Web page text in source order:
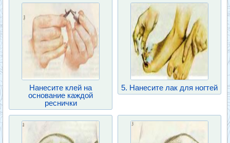
Нанесите клей на
основание каждой
реснички
5. Нанесите лак для ногтей